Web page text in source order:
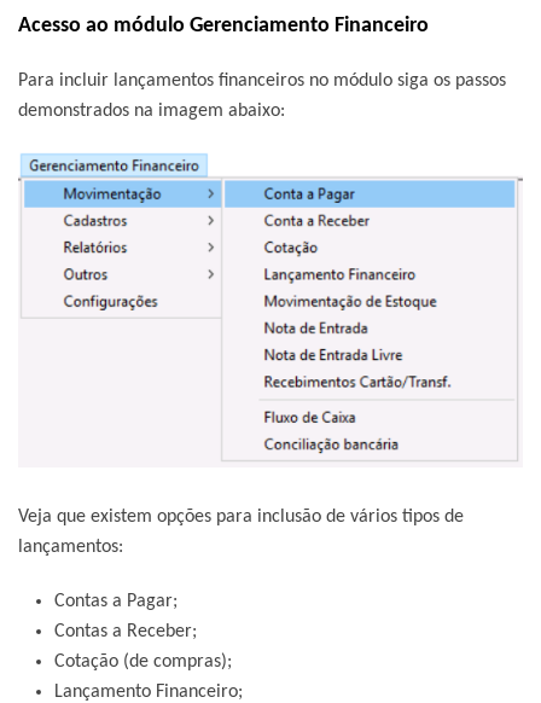
Acesso ao módulo Gerenciamento Financeiro
Para incluir lançamentos financeiros no módulo siga os passos
demonstrados na imagem abaixo:
Veja que existem opções para inclusão de vários tipos de
lançamentos:
Contas a Pagar;
Contas a Receber;
Cotação (de compras);
Lançamento Financeiro;